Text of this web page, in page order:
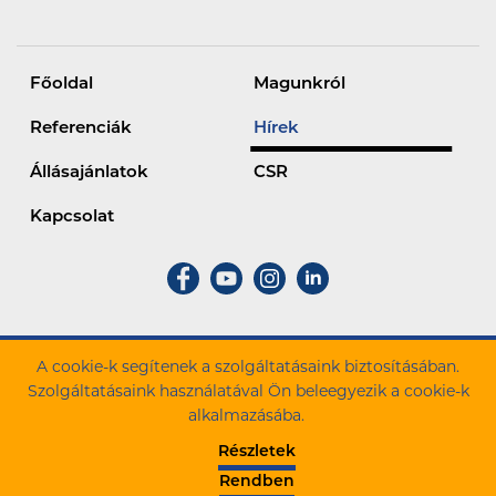
A cookie-k segítenek a szolgáltatásaink biztosításában.
Szolgáltatásaink használatával Ön beleegyezik a cookie-k
alkalmazásába.
Részletek
Rendben
Főoldal Magunkról
Referenciák Hírek
Állásajánlatok CSR
Kapcsolat
ZÁÉV Építőipari Zrt. Minden jog fenntartva.
Panasz bejelentés
Cégadatok